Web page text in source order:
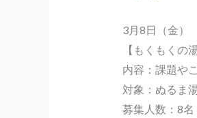
3月8日（金）
【もくもくの
内容：課題や
対象：ぬるま
募集人数：8名